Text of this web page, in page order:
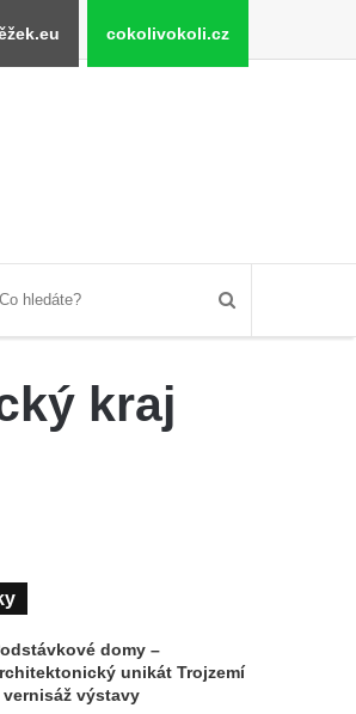
cokolivokoli.cz
kraj
domy –
unikát Trojzemí
vernisáž výstavy